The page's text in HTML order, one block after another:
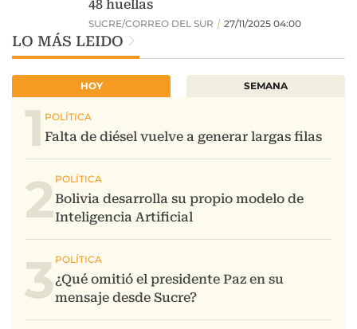
LO MÁS LEIDO
HOY SEMANA
1
2
3